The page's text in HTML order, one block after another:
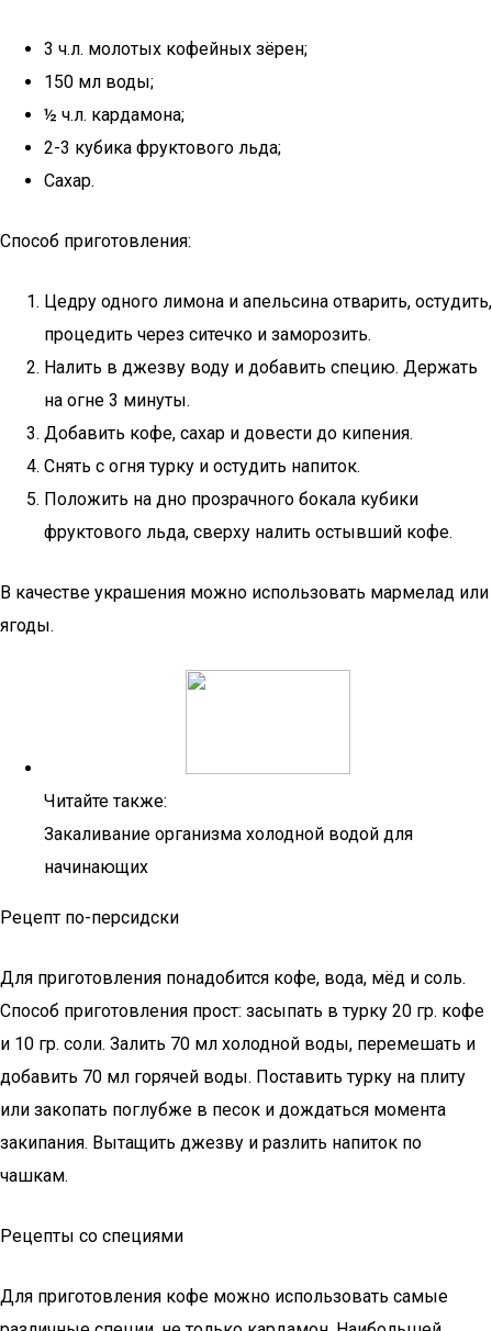
3 ч.л. молотых кофейных зёрен;
150 мл воды;
½ ч.л. кардамона;
2-3 кубика фруктового льда;
Сахар.
Способ приготовления:
Цедру одного лимона и апельсина отварить, остудить,
процедить через ситечко и заморозить.
Налить в джезву воду и добавить специю. Держать
на огне 3 минуты.
Добавить кофе, сахар и довести до кипения.
Снять с огня турку и остудить напиток.
Положить на дно прозрачного бокала кубики
фруктового льда, сверху налить остывший кофе.
В качестве украшения можно использовать мармелад или
ягоды.
Читайте также:
Закаливание организма холодной водой для
начинающих
Рецепт по-персидски
Для приготовления понадобится кофе, вода, мёд и соль.
Способ приготовления прост: засыпать в турку 20 гр. кофе
и 10 гр. соли. Залить 70 мл холодной воды, перемешать и
добавить 70 мл горячей воды. Поставить турку на плиту
или закопать поглубже в песок и дождаться момента
закипания. Вытащить джезву и разлить напиток по
чашкам.
Рецепты со специями
Для приготовления кофе можно использовать самые